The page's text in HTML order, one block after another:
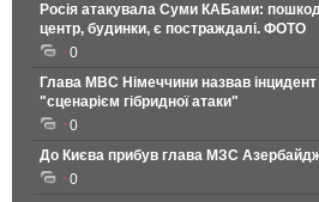
Росія атакувала Суми КАБами:
центр, будинки, є постраждалі. ФОТО
0
Глава МВС Німеччини назвав
"сценарієм гібридної атаки"
0
До Києва прибув глава МЗС
0